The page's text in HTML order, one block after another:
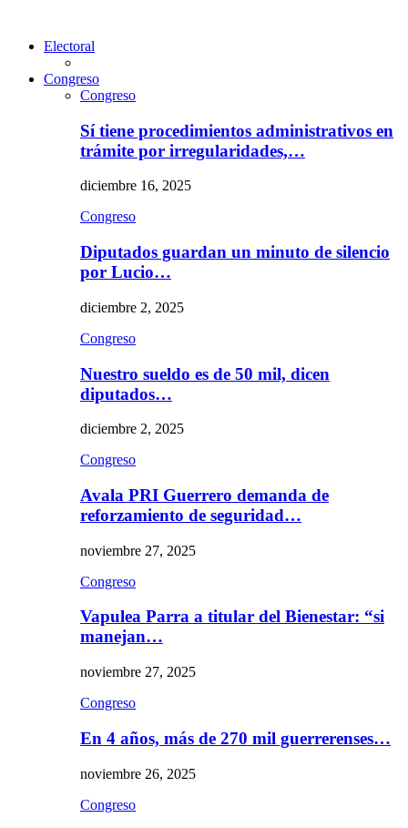
Electoral
Congreso
Congreso
Sí tiene procedimientos administrativos en
trámite por irregularidades,…
diciembre 16, 2025
Congreso
Diputados guardan un minuto de silencio
por Lucio…
diciembre 2, 2025
Congreso
Nuestro sueldo es de 50 mil, dicen
diputados…
diciembre 2, 2025
Congreso
Avala PRI Guerrero demanda de
reforzamiento de seguridad…
noviembre 27, 2025
Congreso
Vapulea Parra a titular del Bienestar: “si
manejan…
noviembre 27, 2025
Congreso
En 4 años, más de 270 mil guerrerenses…
noviembre 26, 2025
Congreso